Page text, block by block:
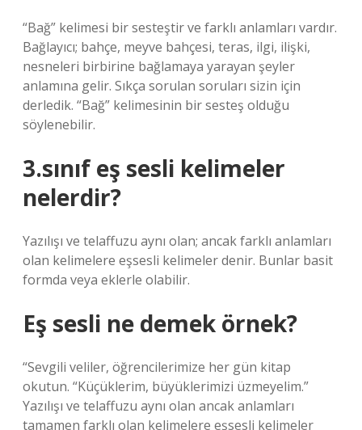
“Bağ” kelimesi bir sesteştir ve farklı anlamları vardır.
Bağlayıcı; bahçe, meyve bahçesi, teras, ilgi, ilişki,
nesneleri birbirine bağlamaya yarayan şeyler
anlamına gelir. Sıkça sorulan soruları sizin için
derledik. “Bağ” kelimesinin bir sesteş olduğu
söylenebilir.
3.sınıf eş sesli kelimeler
nelerdir?
Yazılışı ve telaffuzu aynı olan; ancak farklı anlamları
olan kelimelere eşsesli kelimeler denir. Bunlar basit
formda veya eklerle olabilir.
Eş sesli ne demek örnek?
“Sevgili veliler, öğrencilerimize her gün kitap
okutun. “Küçüklerim, büyüklerimizi üzmeyelim.”
Yazılışı ve telaffuzu aynı olan ancak anlamları
tamamen farklı olan kelimelere eşsesli kelimeler